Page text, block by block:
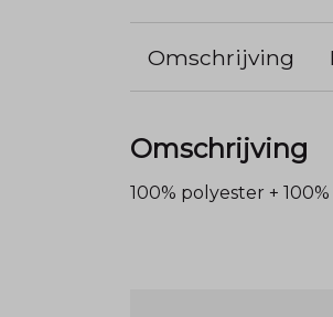
Omschrijving
Omschrijving
100% polyester +